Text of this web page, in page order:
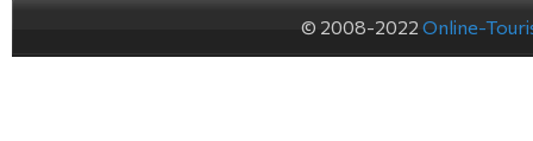
© 2008-2022 Online-